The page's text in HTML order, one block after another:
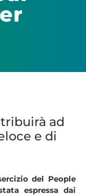
ad
e di
del People
espressa dai